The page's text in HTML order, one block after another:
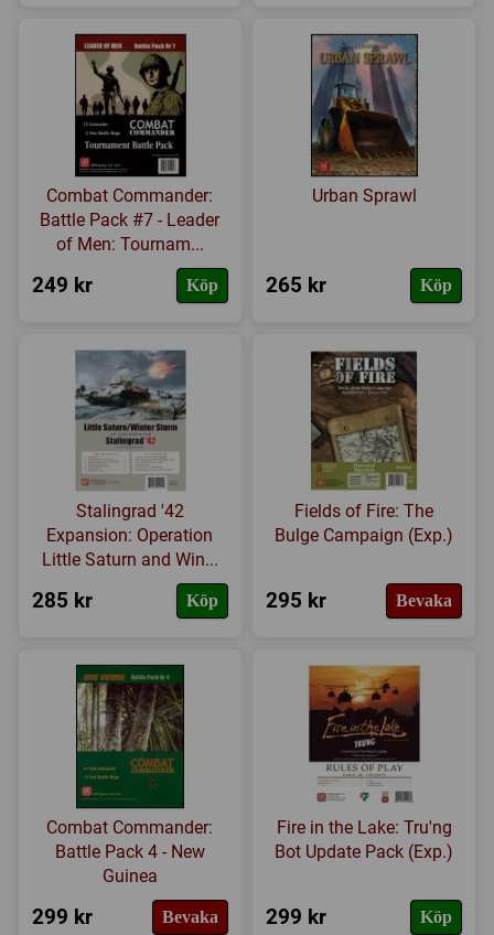
Combat Commander:
Battle Pack #7 - Leader
of Men: Tournam...
249 kr Köp
Urban Sprawl
265 kr Köp
Stalingrad '42
Expansion: Operation
Little Saturn and Win...
285 kr Köp
Fields of Fire: The
Bulge Campaign (Exp.)
295 kr Bevaka
Combat Commander:
Battle Pack 4 - New
Guinea
299 kr Bevaka
Fire in the Lake: Tru'ng
Bot Update Pack (Exp.)
299 kr Köp